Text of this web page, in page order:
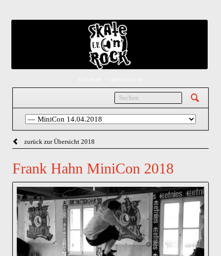
ÜBERSPRINGEN
Navigation
überspringen
zurück zur Übersicht 2018
Frank Hahn MiniCon 2018